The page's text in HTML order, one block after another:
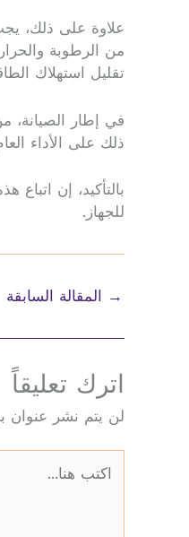
علاوة على ذلك،
من الرطوبة
تقليل استهلاك
في إطار الصيانة،
ذلك على الأداء
بالتأكيد، إن
للجهاز.
→ المقالة السابقة
اترك تعليقاً
لن يتم نشر عنوان
هنا...